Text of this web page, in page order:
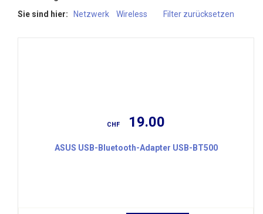
Sie sind hier:
Netzwerk Wireless Filter zurücksetzen
CHF 19.00
ASUS USB-Bluetooth-Adapter USB-BT500